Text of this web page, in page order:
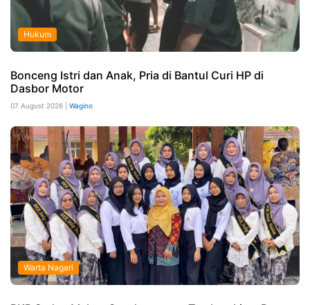
Hukum
Bonceng Istri dan Anak, Pria di Bantul Curi HP di
Dasbor Motor
07 August 2026 | Wagino
Warta Nagari